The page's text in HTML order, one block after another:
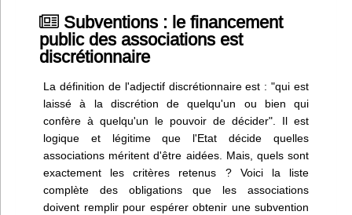
Nous contacter
Subventions : le financement
public des associations est
discrétionnaire
La définition de l'adjectif discrétionnaire est : "qui est
laissé à la discrétion de quelqu'un ou bien qui
confère à quelqu'un le pouvoir de décider". Il est
logique et légitime que l'Etat décide quelles
associations méritent d'être aidées. Mais, quels sont
exactement les critères retenus ? Voici la liste
complète des obligations que les associations
doivent remplir pour espérer obtenir une subvention